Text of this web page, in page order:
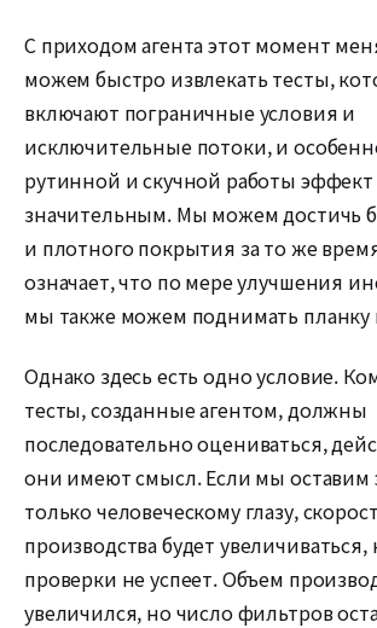
С приходом агента этот момент
можем быстро извлекать тесты,
включают пограничные условия и
исключительные потоки, и
рутинной и скучной работы эффект
значительным. Мы можем достичь
и плотного покрытия за то же
означает, что по мере улучшения
мы также можем поднимать планку
Однако здесь есть одно условие.
тесты, созданные агентом, должны
последовательно оцениваться,
они имеют смысл. Если мы оставим
только человеческому глазу,
производства будет увеличиваться,
проверки не успеет. Объем
увеличился, но число фильтров